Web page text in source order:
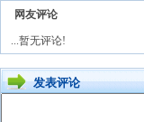
网友评论
...暂无评论!
发表评论